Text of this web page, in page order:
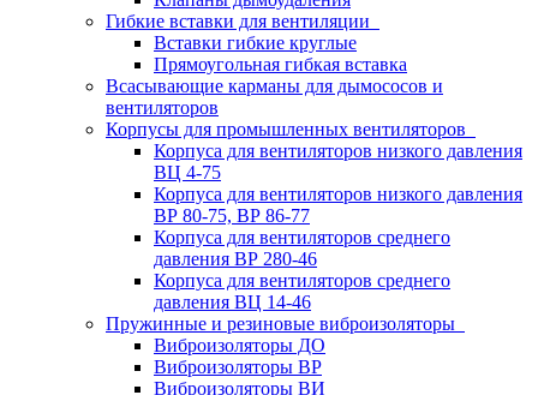
Гибкие вставки для вентиляции
Вставки гибкие круглые
Прямоугольная гибкая вставка
Всасывающие карманы для дымососов и
вентиляторов
Корпусы для промышленных вентиляторов
Корпуса для вентиляторов низкого давления
ВЦ 4-75
Корпуса для вентиляторов низкого давления
ВР 80-75, ВР 86-77
Корпуса для вентиляторов среднего
давления ВР 280-46
Корпуса для вентиляторов среднего
давления ВЦ 14-46
Пружинные и резиновые виброизоляторы
Виброизоляторы ДО
Виброизоляторы ВР
Виброизоляторы ВИ